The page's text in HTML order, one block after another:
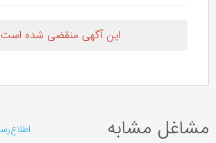
این آگهی منقضی شده است
مشاغل مشابه